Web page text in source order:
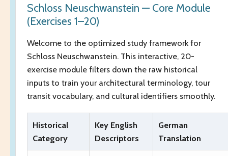
Schloss Neuschwanstein — Core Module
(Exercises 1–20)
Welcome to the optimized study framework for
Schloss Neuschwanstein. This interactive, 20-
exercise module filters down the raw historical
inputs to train your architectural terminology, tour
transit vocabulary, and cultural identifiers smoothly.
Historical
Category
Key English
Descriptors
German
Translation